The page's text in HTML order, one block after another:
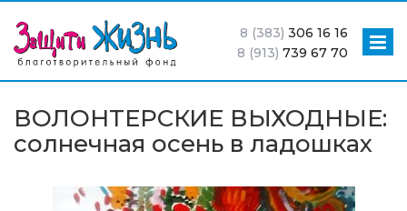
8 (383) 306 16 16
8 (913) 739 67 70
ВОЛОНТЕРСКИЕ ВЫХОДНЫЕ:
солнечная осень в ладошках